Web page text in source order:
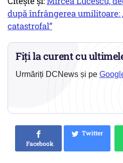
după înfrângerea umilitoare:
catastrofal”
Fiți la curent cu
Urmăriți DCNews și pe
Facebook
Twitter